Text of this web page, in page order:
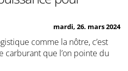
mardi, 26. mars 2024
comme la nôtre, c’est
carburant que l’on pointe du